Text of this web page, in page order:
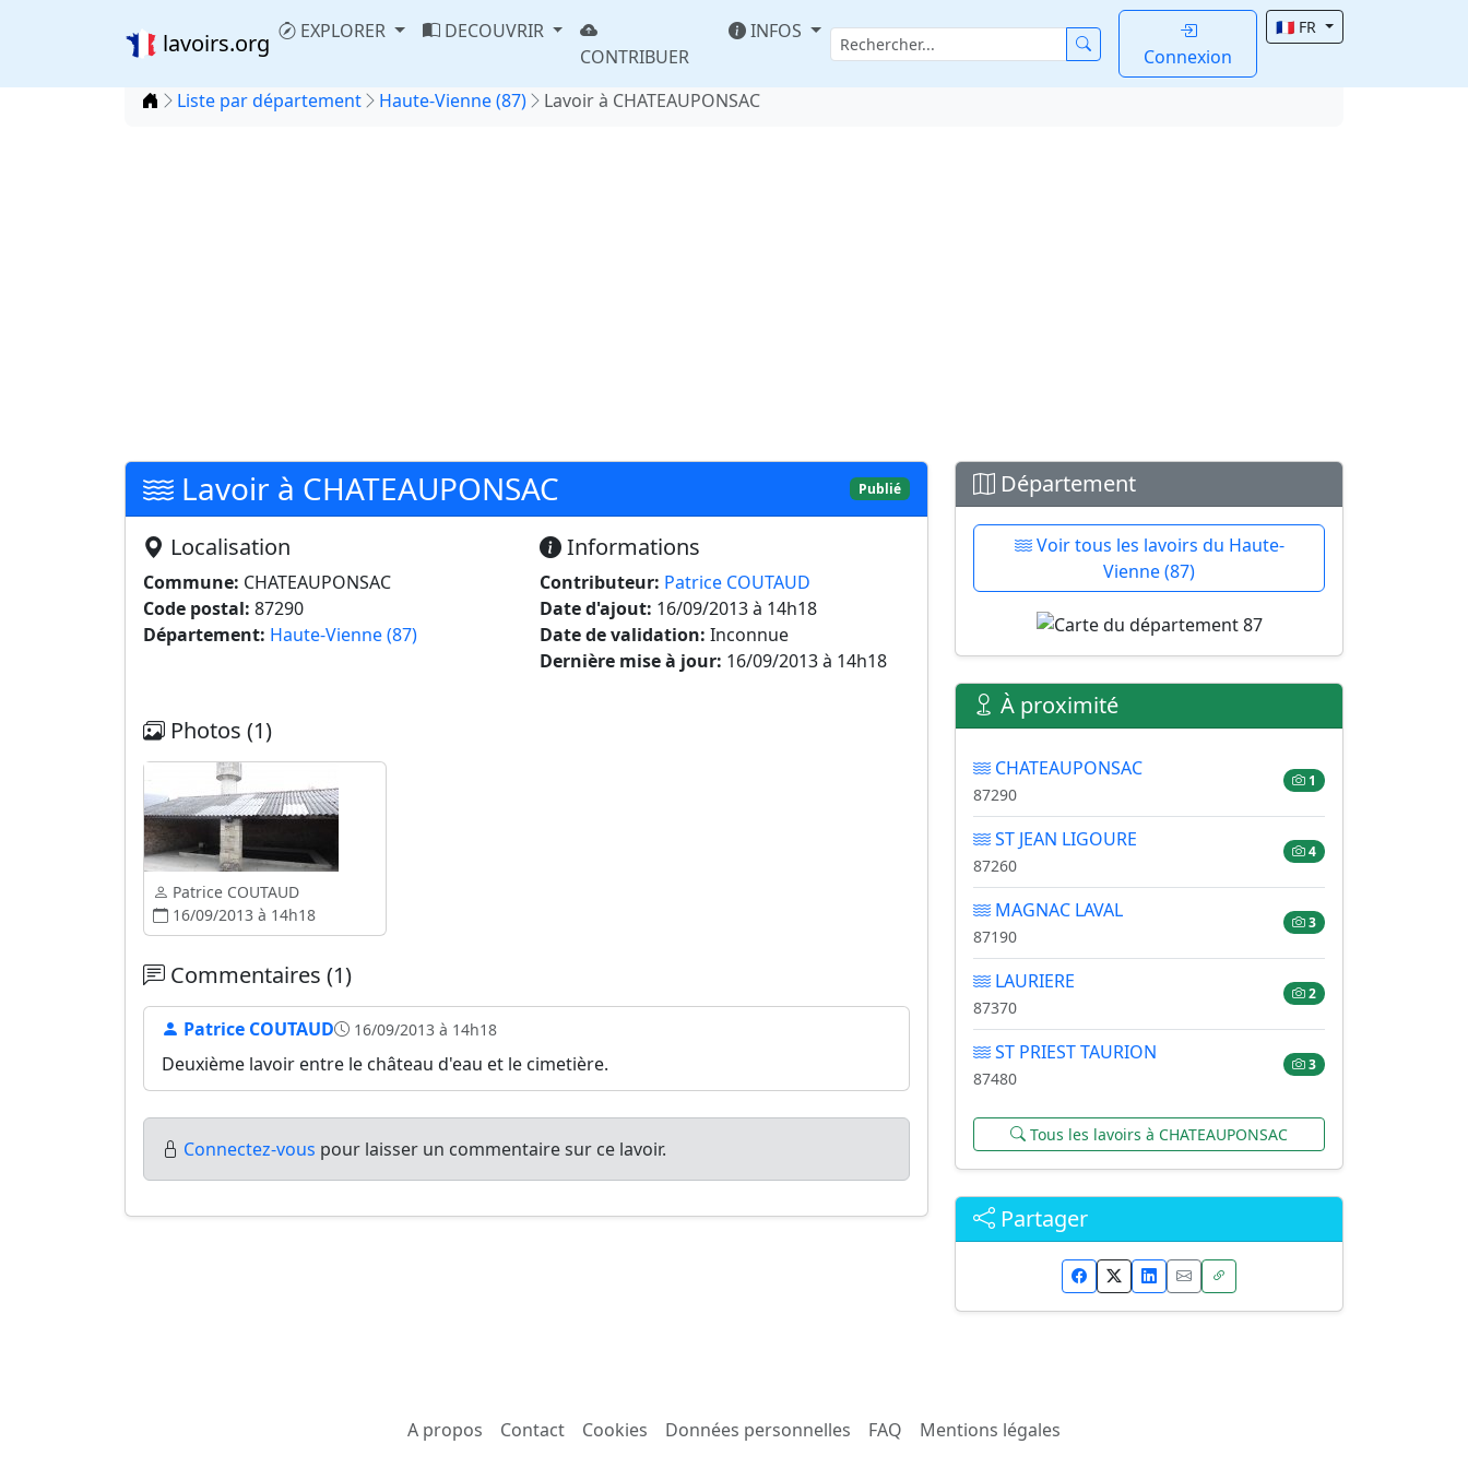
lavoirs.org EXPLORER
DECOUVRIR
CONTRIBUER
INFOS
Connexion
🇫🇷 FR
Accueil
Liste par département Haute-Vienne (87) Lavoir à CHATEAUPONSAC
Lavoir à CHATEAUPONSAC Publié
Localisation
Commune: CHATEAUPONSAC
Code postal: 87290
Département: Haute-Vienne (87)
Informations
Contributeur: Patrice COUTAUD
Date d'ajout: 16/09/2013 à 14h18
Date de validation: Inconnue
Dernière mise à jour: 16/09/2013 à 14h18
Photos (1)
Patrice COUTAUD
16/09/2013 à 14h18
Commentaires (1)
Patrice COUTAUD 16/09/2013 à 14h18
Deuxième lavoir entre le château d'eau et le cimetière.
Connectez-vous pour laisser un commentaire sur ce lavoir.
Département
Voir tous les lavoirs du Haute-
Vienne (87)
À proximité
CHATEAUPONSAC
87290
1
ST JEAN LIGOURE
87260
4
MAGNAC LAVAL
87190
3
LAURIERE
87370
2
ST PRIEST TAURION
87480
3
Tous les lavoirs à CHATEAUPONSAC
Partager
A propos Contact Cookies Données personnelles FAQ Mentions légales